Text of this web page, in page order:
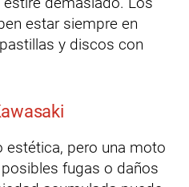
estar siempre en
y discos con
estética, pero una moto
fugas o daños